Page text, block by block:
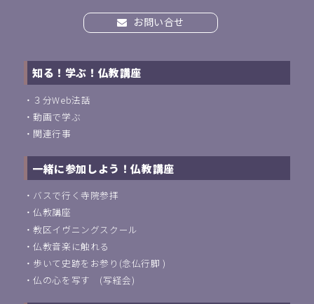
お問い合せ
知る！学ぶ！仏教講座
・ ３分Web法話
・動画で学ぶ
・ 関連行事
一緒に参加しよう！仏教講座
・ バスで行く寺院参拝
・仏教講座
・教区イヴニングスクール
・仏教音楽に触れる
・ 歩いて史跡をお参り(念仏行脚 )
・仏の心を写す (写経会)